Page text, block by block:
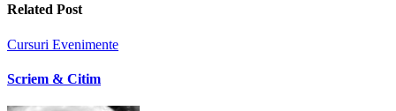
Related Post
Cursuri Evenimente
Scriem & Citim